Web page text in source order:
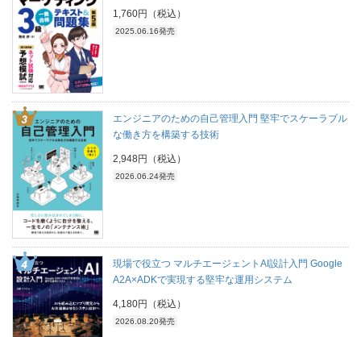
1,760円（税込）
2025.06.16発売
エンジニアのための自己管理入門 堅牢でスケーラブル
な働き方を構築する技術
2,948円（税込）
2026.06.24発売
現場で役立つ マルチエージェントAI設計入門 Google
A2A×ADKで実現する堅牢な運用システム
4,180円（税込）
2026.08.20発売